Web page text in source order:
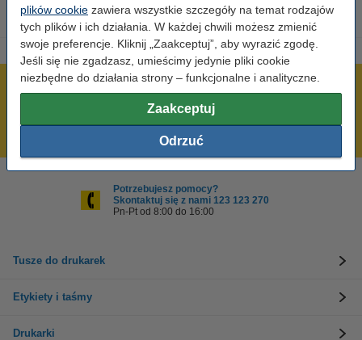
plików cookie zawiera wszystkie szczegóły na temat rodzajów
tych plików i ich działania. W każdej chwili możesz zmienić
swoje preferencje. Kliknij „Zaakceptuj”, aby wyrazić zgodę.
Jeśli się nie zgadzasz, umieścimy jedynie pliki cookie
niezbędne do działania strony – funkcjonalne i analityczne.
Zaakceptuj
Odrzuć
600 tysięcy zadowolonych klientów
Potrzebujesz pomocy?
Skontaktuj się z nami 123 123 270
Pn-Pt od 8:00 do 16:00
Tusze do drukarek
Etykiety i taśmy
Drukarki